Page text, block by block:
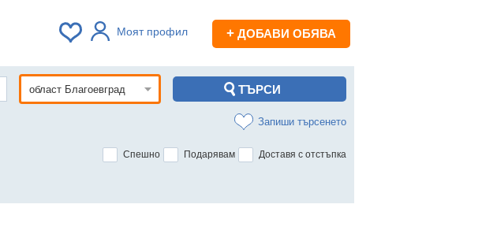
Моят профил + ДОБАВИ ОБЯВА
Запиши търсенето
Спешно Подарявам Доставя с отстъпка